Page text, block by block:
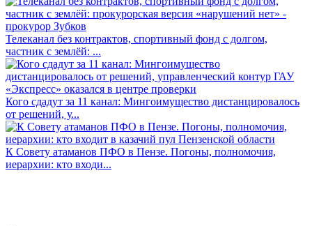
Телеканал без контрактов, спортивный фонд с долгом,
частник с землёй: ...
Кого сдадут за 11 канал: Мингоимущество дистанцировалось
от решений, у...
К Совету атаманов ПФО в Пензе. Погоны, полномочия,
иерархии: кто входи...